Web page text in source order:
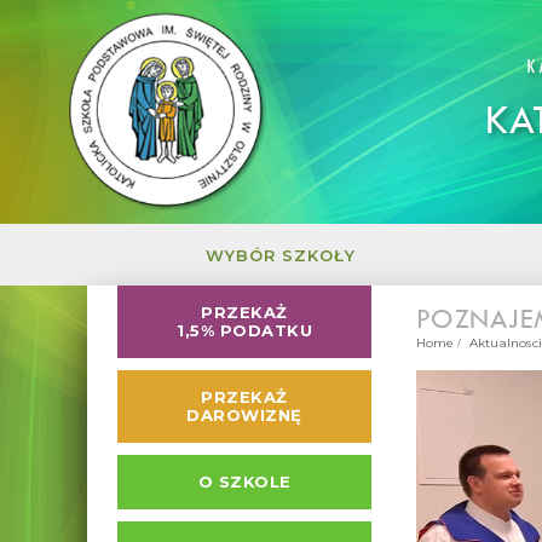
WYBÓR SZKOŁY
Home Aktualnosci
PRZEKAŻ
1,5% PODATKU
PRZEKAŻ
DAROWIZNĘ
O SZKOLE